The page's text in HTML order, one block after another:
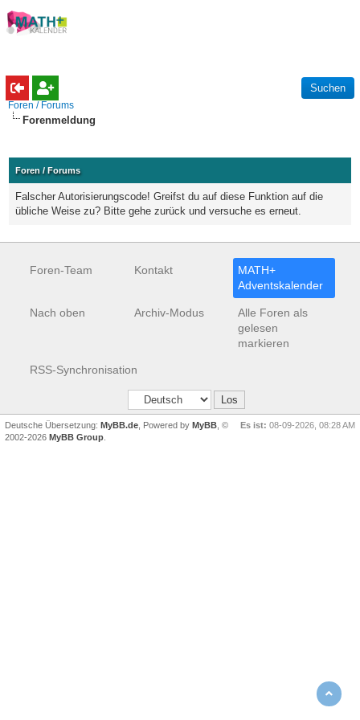
Foren / Forums
Forenmeldung
Foren / Forums
Falscher Autorisierungscode! Greifst du auf diese Funktion auf die
übliche Weise zu? Bitte gehe zurück und versuche es erneut.
Foren-Team Kontakt
MATH+
Adventskalender
Nach oben Archiv-Modus
Alle Foren als
gelesen
markieren
RSS-Synchronisation
Es ist: 08-09-2026, 08:28 AM
Deutsche Übersetzung: MyBB.de , Powered by MyBB , ©
2002-2026 MyBB Group